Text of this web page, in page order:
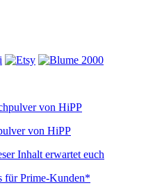
von HiPP
Inhalt erwartet euch
für Prime-Kunden*